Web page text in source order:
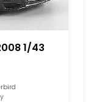
1/43